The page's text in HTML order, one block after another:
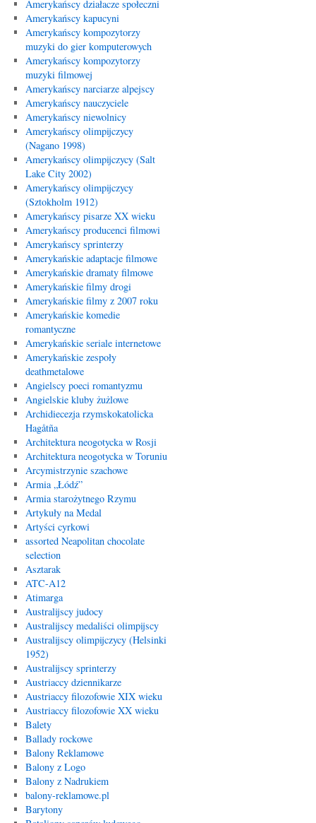
Amerykańscy działacze społeczni
Amerykańscy kapucyni
Amerykańscy kompozytorzy
muzyki do gier komputerowych
Amerykańscy kompozytorzy
muzyki filmowej
Amerykańscy narciarze alpejscy
Amerykańscy nauczyciele
Amerykańscy niewolnicy
Amerykańscy olimpijczycy
(Nagano 1998)
Amerykańscy olimpijczycy (Salt
Lake City 2002)
Amerykańscy olimpijczycy
(Sztokholm 1912)
Amerykańscy pisarze XX wieku
Amerykańscy producenci filmowi
Amerykańscy sprinterzy
Amerykańskie adaptacje filmowe
Amerykańskie dramaty filmowe
Amerykańskie filmy drogi
Amerykańskie filmy z 2007 roku
Amerykańskie komedie
romantyczne
Amerykańskie seriale internetowe
Amerykańskie zespoły
deathmetalowe
Angielscy poeci romantyzmu
Angielskie kluby żużlowe
Archidiecezja rzymskokatolicka
Hagåtña
Architektura neogotycka w Rosji
Architektura neogotycka w Toruniu
Arcymistrzynie szachowe
Armia „Łódź”
Armia starożytnego Rzymu
Artykuły na Medal
Artyści cyrkowi
assorted Neapolitan chocolate
selection
Asztarak
ATC-A12
Atimarga
Australijscy judocy
Australijscy medaliści olimpijscy
Australijscy olimpijczycy (Helsinki
1952)
Australijscy sprinterzy
Austriaccy dziennikarze
Austriaccy filozofowie XIX wieku
Austriaccy filozofowie XX wieku
Balety
Ballady rockowe
Balony Reklamowe
Balony z Logo
Balony z Nadrukiem
balony-reklamowe.pl
Barytony